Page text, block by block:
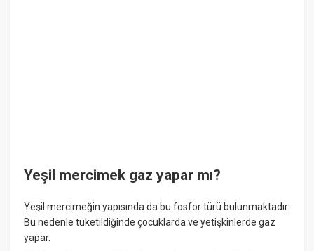
Yeşil mercimek gaz yapar mı?
Yeşil mercimeğin yapısında da bu fosfor türü bulunmaktadır.
Bu nedenle tüketildiğinde çocuklarda ve yetişkinlerde gaz
yapar.